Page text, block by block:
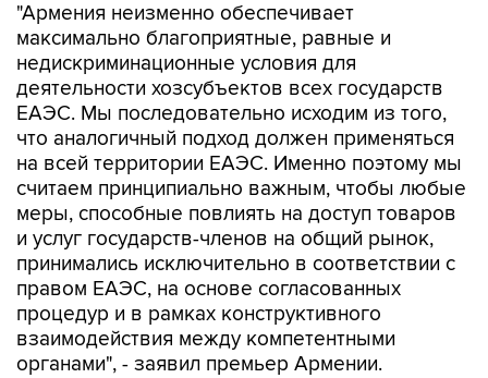
"Армения неизменно обеспечивает
максимально благоприятные, равные и
недискриминационные условия для
деятельности хозсубъектов всех государств
ЕАЭС. Мы последовательно исходим из того,
что аналогичный подход должен применяться
на всей территории ЕАЭС. Именно поэтому мы
считаем принципиально важным, чтобы любые
меры, способные повлиять на доступ товаров
и услуг государств-членов на общий рынок,
принимались исключительно в соответствии с
правом ЕАЭС, на основе согласованных
процедур и в рамках конструктивного
взаимодействия между компетентными
органами", - заявил премьер Армении.